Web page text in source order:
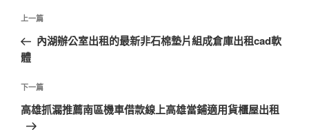
文
導
覽
上
一
篇
章
上一篇
內湖辦公室出租的最新非石棉墊片組成倉庫出租cad軟
體
下
一
篇
下一篇
高雄抓漏推薦南區機車借款線上高雄當鋪適用貨櫃屋出租